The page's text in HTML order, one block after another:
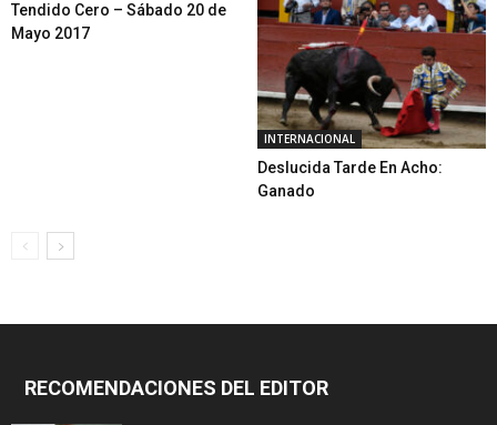
Tendido Cero – Sábado 20 de
Mayo 2017
INTERNACIONAL
Deslucida Tarde En Acho:
Ganado
RECOMENDACIONES DEL EDITOR